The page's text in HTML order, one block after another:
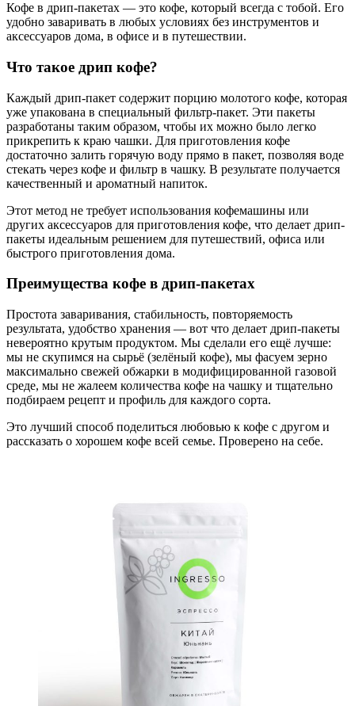
Кофе в дрип-пакетах — это кофе, который всегда с тобой. Его
удобно заваривать в любых условиях без инструментов и
аксессуаров дома, в офисе и в путешествии.
Что такое дрип кофе?
Каждый дрип-пакет содержит порцию молотого кофе, которая
уже упакована в специальный фильтр-пакет. Эти пакеты
разработаны таким образом, чтобы их можно было легко
прикрепить к краю чашки. Для приготовления кофе
достаточно залить горячую воду прямо в пакет, позволяя воде
стекать через кофе и фильтр в чашку. В результате получается
качественный и ароматный напиток.
Этот метод не требует использования кофемашины или
других аксессуаров для приготовления кофе, что делает дрип-
пакеты идеальным решением для путешествий, офиса или
быстрого приготовления дома.
Преимущества кофе в дрип-пакетах
Простота заваривания, стабильность, повторяемость
результата, удобство хранения — вот что делает дрип-пакеты
невероятно крутым продуктом. Мы сделали его ещё лучше:
мы не скупимся на сырьё (зелёный кофе), мы фасуем зерно
максимально свежей обжарки в модифицированной газовой
среде, мы не жалеем количества кофе на чашку и тщательно
подбираем рецепт и профиль для каждого сорта.
Это лучший способ поделиться любовью к кофе с другом и
рассказать о хорошем кофе всей семье. Проверено на себе.